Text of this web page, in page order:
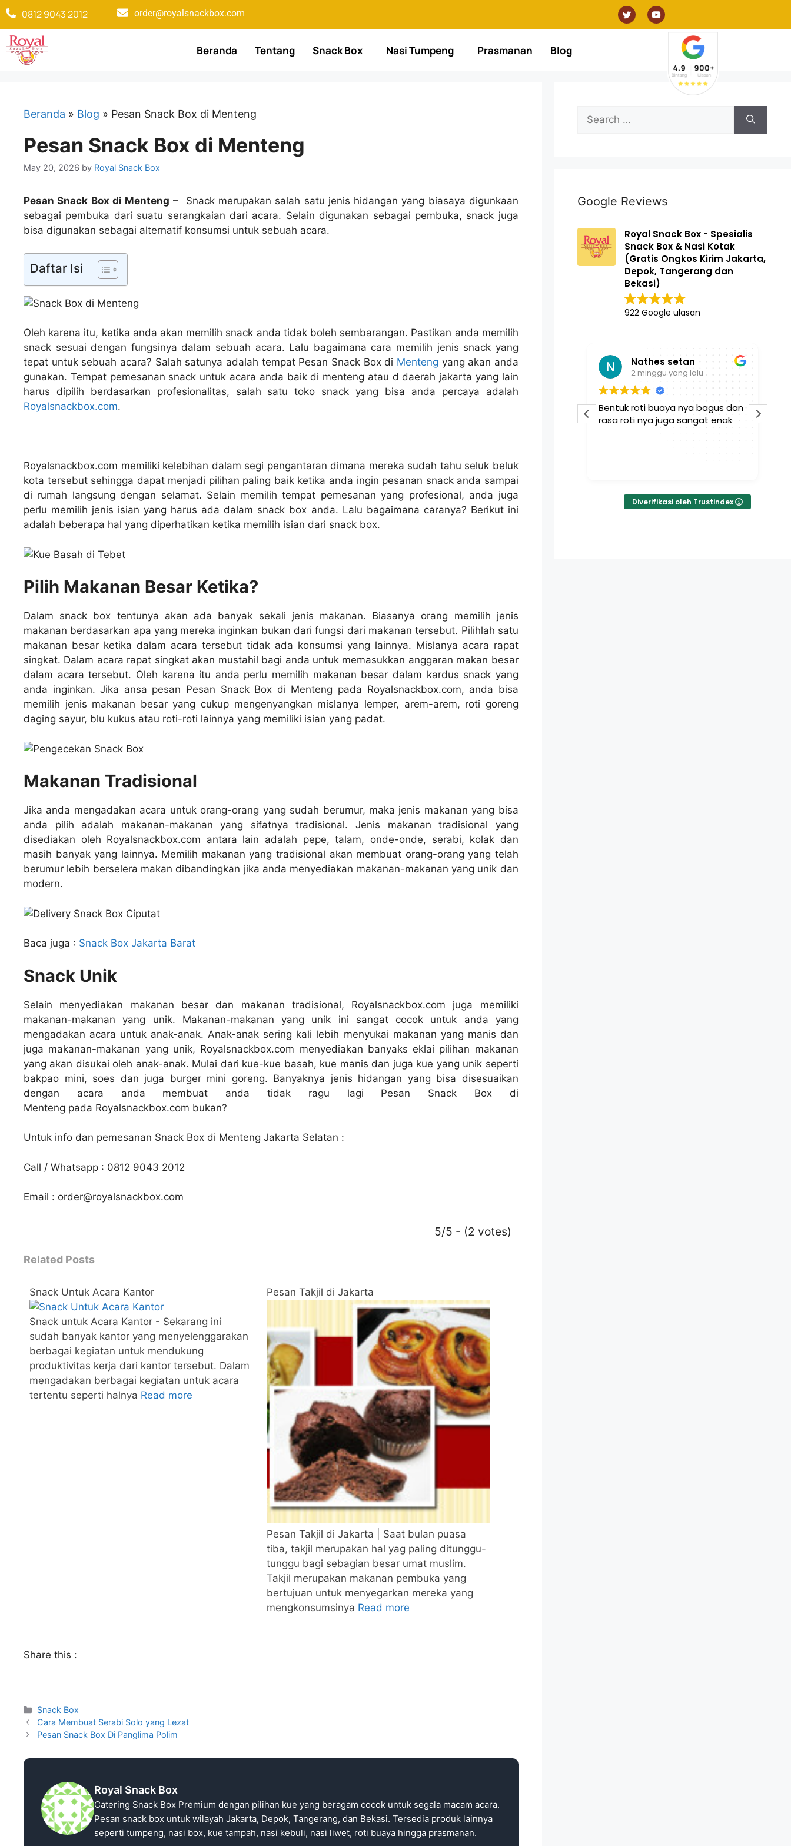
0812 9043 2012 order@royalsnackbox.com
Beranda Tentang Snack Box Nasi Tumpeng Prasmanan Blog
Beranda » Blog » Pesan Snack Box di Menteng
Pesan Snack Box di Menteng
May 20, 2026 by Royal Snack Box
Pesan Snack Box di Menteng – Snack merupakan salah satu jenis hidangan yang biasaya digunkaan
sebagai pembuka dari suatu serangkaian dari acara. Selain digunakan sebagai pembuka, snack juga
bisa digunakan sebagai alternatif konsumsi untuk sebuah acara.
Daftar Isi
Oleh karena itu, ketika anda akan memilih snack anda tidak boleh sembarangan. Pastikan anda memilih
snack sesuai dengan fungsinya dalam sebuah acara. Lalu bagaimana cara memilih jenis snack yang
tepat untuk sebuah acara? Salah satunya adalah tempat Pesan Snack Box di Menteng yang akan anda
gunakan. Tempat pemesanan snack untuk acara anda baik di menteng atau d daerah jakarta yang lain
harus dipilih berdasarkan profesionalitas, salah satu toko snack yang bisa anda percaya adalah
Royalsnackbox.com.
Royalsnackbox.com memiliki kelebihan dalam segi pengantaran dimana mereka sudah tahu seluk beluk
kota tersebut sehingga dapat menjadi pilihan paling baik ketika anda ingin pesanan snack anda sampai
di rumah langsung dengan selamat. Selain memilih tempat pemesanan yang profesional, anda juga
perlu memilih jenis isian yang harus ada dalam snack box anda. Lalu bagaimana caranya? Berikut ini
adalah beberapa hal yang diperhatikan ketika memilih isian dari snack box.
Pilih Makanan Besar Ketika?
Dalam snack box tentunya akan ada banyak sekali jenis makanan. Biasanya orang memilih jenis
makanan berdasarkan apa yang mereka inginkan bukan dari fungsi dari makanan tersebut. Pilihlah satu
makanan besar ketika dalam acara tersebut tidak ada konsumsi yang lainnya. Mislanya acara rapat
singkat. Dalam acara rapat singkat akan mustahil bagi anda untuk memasukkan anggaran makan besar
dalam acara tersebut. Oleh karena itu anda perlu memilih makanan besar dalam kardus snack yang
anda inginkan. Jika ansa pesan Pesan Snack Box di Menteng pada Royalsnackbox.com, anda bisa
memilih jenis makanan besar yang cukup mengenyangkan mislanya lemper, arem-arem, roti goreng
daging sayur, blu kukus atau roti-roti lainnya yang memiliki isian yang padat.
Makanan Tradisional
Jika anda mengadakan acara untuk orang-orang yang sudah berumur, maka jenis makanan yang bisa
anda pilih adalah makanan-makanan yang sifatnya tradisional. Jenis makanan tradisional yang
disediakan oleh Royalsnackbox.com antara lain adalah pepe, talam, onde-onde, serabi, kolak dan
masih banyak yang lainnya. Memilih makanan yang tradisional akan membuat orang-orang yang telah
berumur lebih berselera makan dibandingkan jika anda menyediakan makanan-makanan yang unik dan
modern.
Baca juga : Snack Box Jakarta Barat
Snack Unik
Selain menyediakan makanan besar dan makanan tradisional, Royalsnackbox.com juga memiliki
makanan-makanan yang unik. Makanan-makanan yang unik ini sangat cocok untuk anda yang
mengadakan acara untuk anak-anak. Anak-anak sering kali lebih menyukai makanan yang manis dan
juga makanan-makanan yang unik, Royalsnackbox.com menyediakan banyaks eklai pilihan makanan
yang akan disukai oleh anak-anak. Mulai dari kue-kue basah, kue manis dan juga kue yang unik seperti
bakpao mini, soes dan juga burger mini goreng. Banyaknya jenis hidangan yang bisa disesuaikan
dengan acara anda membuat anda tidak ragu lagi Pesan Snack Box di
Menteng pada Royalsnackbox.com bukan?
Untuk info dan pemesanan Snack Box di Menteng Jakarta Selatan :
Call / Whatsapp : 0812 9043 2012
Email : order@royalsnackbox.com
5/5 - (2 votes)
Related Posts
Snack Untuk Acara Kantor
Snack untuk Acara Kantor - Sekarang ini
sudah banyak kantor yang menyelenggarakan
berbagai kegiatan untuk mendukung
produktivitas kerja dari kantor tersebut. Dalam
mengadakan berbagai kegiatan untuk acara
tertentu seperti halnya Read more
Pesan Takjil di Jakarta
Pesan Takjil di Jakarta | Saat bulan puasa
tiba, takjil merupakan hal yag paling ditunggu-
tunggu bagi sebagian besar umat muslim.
Takjil merupakan makanan pembuka yang
bertujuan untuk menyegarkan mereka yang
mengkonsumsinya Read more
Share this :
Snack Box
Cara Membuat Serabi Solo yang Lezat
Pesan Snack Box Di Panglima Polim
Royal Snack Box
Catering Snack Box Premium dengan pilihan kue yang beragam cocok untuk segala macam acara.
Pesan snack box untuk wilayah Jakarta, Depok, Tangerang, dan Bekasi. Tersedia produk lainnya
seperti tumpeng, nasi box, kue tampah, nasi kebuli, nasi liwet, roti buaya hingga prasmanan.
Google Reviews
Royal Snack Box - Spesialis
Snack Box & Nasi Kotak
(Gratis Ongkos Kirim Jakarta,
Depok, Tangerang dan
Bekasi)
922 Google ulasan
Chanel Lestari
2 minggu yang lalu
Nathes setan
2 minggu yang lalu
Bentuk roti buaya nya bagus dan
rasa roti nya juga sangat enak
Diverifikasi oleh Trustindex